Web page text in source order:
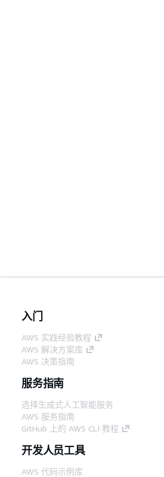
入门
AWS 实践经验教程
AWS 解决方案库
AWS 决策指南
服务指南
选择生成式人工智能服务
AWS 服务指南
GitHub 上的 AWS CLI 教程
开发人员工具
AWS 代码示例库